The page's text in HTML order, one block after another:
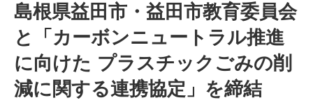
島根県益田市・益田市教育委員会
と「カーボンニュートラル推進
に向けた プラスチックごみの削
減に関する連携協定」を締結